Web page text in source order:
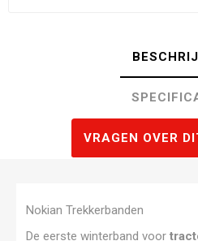
VRAGEN OVER
Nokian Trekkerbanden
De eerste winterband voor